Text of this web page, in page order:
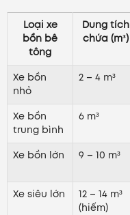
Loại xe
bồn bê
tông
Dung tích
chứa (m³)
Xe bồn
nhỏ
2 – 4 m³
Xe bồn
trung bình
6 m³
Xe bồn lớn
9 – 10 m³
Xe siêu lớn
12 – 14 m³
(hiếm)